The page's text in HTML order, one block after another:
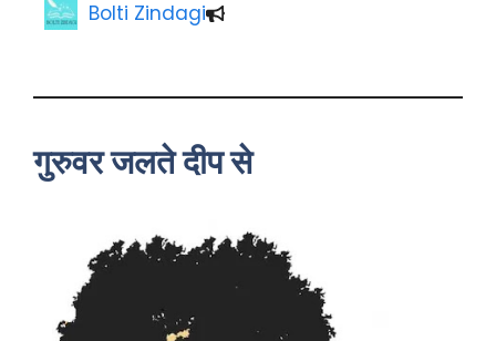
Bolti Zindagi
गुरुवर जलते दीप से